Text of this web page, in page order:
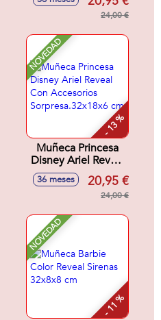
Sorpresa.32x18x6
24,00 €
NOVEDAD
- 13 %
Muñeca Princesa
Disney Ariel Reveal
Con Accesorios
Sorpresa.32x18x6
36 meses 20,95 €
24,00 €
NOVEDAD
- 11 %